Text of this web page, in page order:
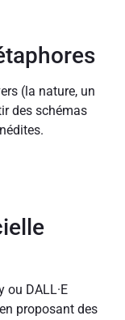
(la nature, un
des schémas
ou DALL·E
proposant des